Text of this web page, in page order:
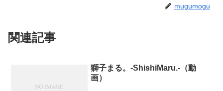
mugumogu
関連記事
獅子まる。-ShishiMaru.-（動
画）